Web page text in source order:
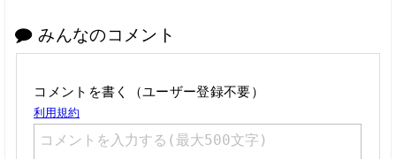
みんなのコメント
コメントを書く（ユーザー登録不要）